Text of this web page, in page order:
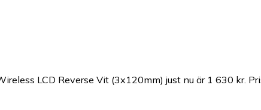
LCD Reverse Vit (3x120mm) just nu är 1 630 kr.